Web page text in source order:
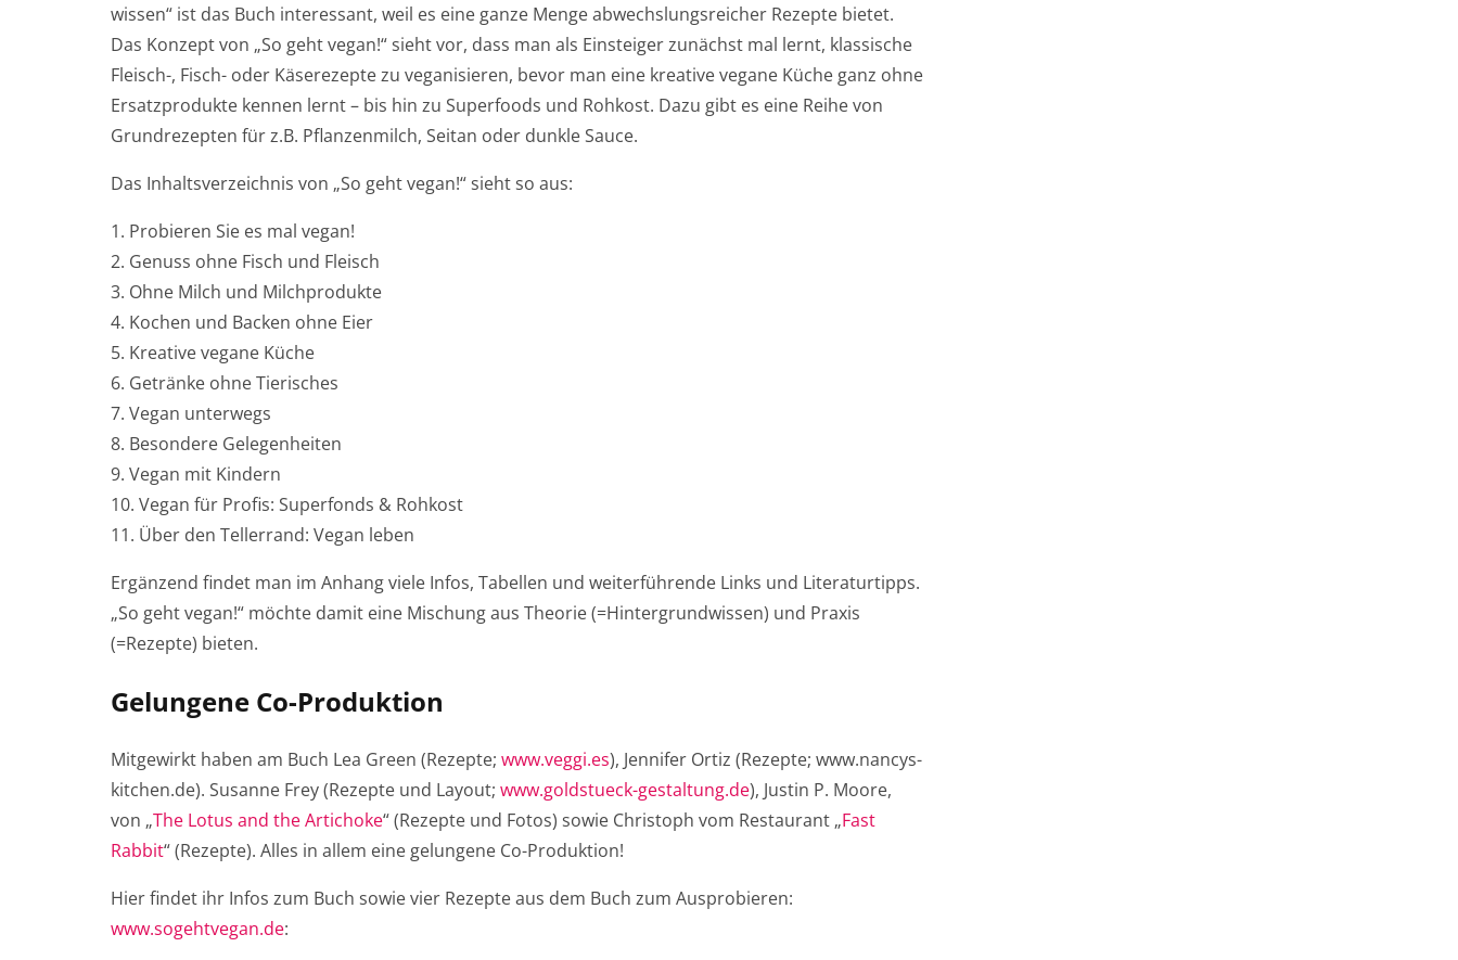
wissen“ ist das Buch interessant, weil es eine ganze Menge abwechslungsreicher Rezepte bietet.
Das Konzept von „So geht vegan!“ sieht vor, dass man als Einsteiger zunächst mal lernt, klassische
Fleisch-, Fisch- oder Käserezepte zu veganisieren, bevor man eine kreative vegane Küche ganz ohne
Ersatzprodukte kennen lernt – bis hin zu Superfoods und Rohkost. Dazu gibt es eine Reihe von
Grundrezepten für z.B. Pflanzenmilch, Seitan oder dunkle Sauce.
Das Inhaltsverzeichnis von „So geht vegan!“ sieht so aus:
Probieren Sie es mal vegan!
Genuss ohne Fisch und Fleisch
Ohne Milch und Milchprodukte
Kochen und Backen ohne Eier
Kreative vegane Küche
Getränke ohne Tierisches
Vegan unterwegs
Besondere Gelegenheiten
Vegan mit Kindern
Vegan für Profis: Superfonds & Rohkost
Über den Tellerrand: Vegan leben
Ergänzend findet man im Anhang viele Infos, Tabellen und weiterführende Links und Literaturtipps.
„So geht vegan!“ möchte damit eine Mischung aus Theorie (=Hintergrundwissen) und Praxis
(=Rezepte) bieten.
Gelungene Co-Produktion
Mitgewirkt haben am Buch Lea Green (Rezepte; www.veggi.es), Jennifer Ortiz (Rezepte; www.nancys-
kitchen.de). Susanne Frey (Rezepte und Layout; www.goldstueck-gestaltung.de), Justin P. Moore,
von „The Lotus and the Artichoke“ (Rezepte und Fotos) sowie Christoph vom Restaurant „Fast
Rabbit“ (Rezepte). Alles in allem eine gelungene Co-Produktion!
Hier findet ihr Infos zum Buch sowie vier Rezepte aus dem Buch zum Ausprobieren:
www.sogehtvegan.de: